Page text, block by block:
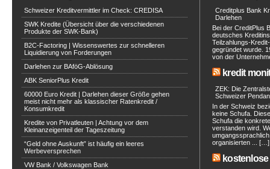
Schweizer Kreditvermittler im Check: CREDISA
SWK Kredite (Übersicht über die verschiedenen
Produkte der SWK-Bank)
B2C-Factoring | Wissenswertes zur schnelleren
Liquidierung von Forderungen
Darlehen zur BAföG-Ablösung
ABK SeniorPlus Kredit
60000 Euro Kredit | Darlehen dieser Größe gehen
meist nicht mehr als klassischer Ratenkredit /
Konsumkredit
Kredite von Privatleuten | Achtung vor dem
Kleinanzeigenteil der Tageszeitung
“Geld ohne Auskunft” ist häufig ein leeres
Werbeversprechen
VW Bank / Volkswagen Bank
Creditplus Bank
Darlehen
Bei der CreditPlus
deutsches
Teilzahlungs-
gegründet wurde.
von der
kredit
ZEK: Die
Schweizer
In der Schweiz
keine Schufa.
Schufa die
verstanden wird.
organisierten ... […]